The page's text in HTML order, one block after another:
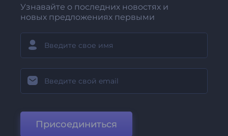
Узнавайте о последних новостях и
новых предложениях первыми
Присоединиться